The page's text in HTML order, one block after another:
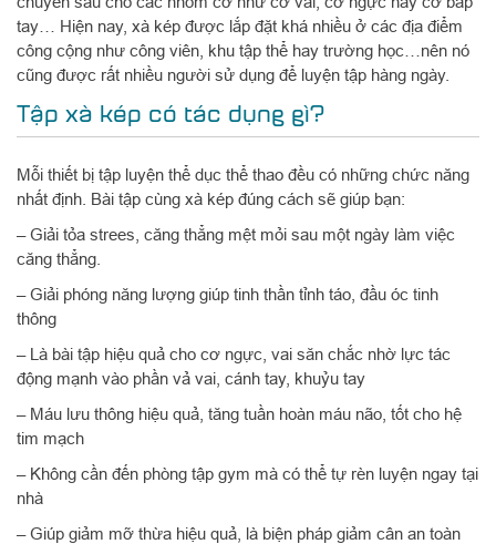
tay… Hiện nay, xà kép được lắp đặt khá nhiều ở các địa điểm
công cộng như công viên, khu tập thể hay trường học…nên nó
cũng được rất nhiều người sử dụng để luyện tập hàng ngày.
Tập xà kép có tác dụng gì?
Mỗi thiết bị tập luyện thể dục thể thao đều có những chức năng
nhất định. Bài tập cùng xà kép đúng cách sẽ giúp bạn:
– Giải tỏa strees, căng thẳng mệt mỏi sau một ngày làm việc
căng thẳng.
– Giải phóng năng lượng giúp tinh thần tỉnh táo, đầu óc tinh
thông
– Là bài tập hiệu quả cho cơ ngực, vai săn chắc nhờ lực tác
động mạnh vào phần vả vai, cánh tay, khuỷu tay
– Máu lưu thông hiệu quả, tăng tuần hoàn máu não, tốt cho hệ
tim mạch
– Không cần đến phòng tập gym mà có thể tự rèn luyện ngay tại
nhà
– Giúp giảm mỡ thừa hiệu quả, là biện pháp giảm cân an toàn